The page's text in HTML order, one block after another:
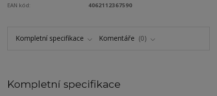
EAN kód:
4062112367590
Kompletní specifikace Komentáře 0
Kompletní specifikace